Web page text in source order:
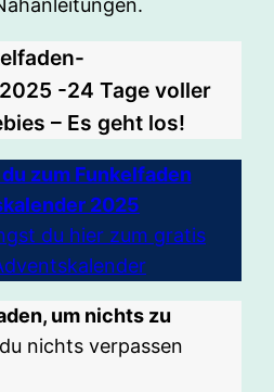
-24 Tage voller
– Es geht los!
zum Funkelfaden
2025
du hier zum gratis
um nichts zu
nichts verpassen